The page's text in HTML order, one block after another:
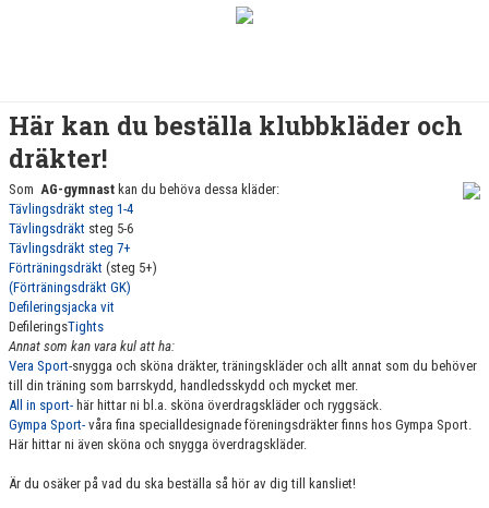
WEBBSHOP
NYHETER
Här kan du beställa klubbkläder och
dräkter!
Som AG-gymnast kan du behöva dessa kläder:
Tävlingsdräkt steg 1-4
Tävlingsdräkt steg 5-6
Tävlingsdräkt steg 7+
Förträningsdräkt (steg 5+)
(Förträningsdräkt GK)
Defileringsjacka vit
DefileringsTights
Annat som kan vara kul att ha:
Vera Sport-snygga och sköna dräkter, träningskläder och allt annat som du behöver
till din träning som barrskydd, handledsskydd och mycket mer.
All in sport- här hittar ni bl.a. sköna överdragskläder och ryggsäck.
Gympa Sport- våra fina specialldesignade föreningsdräkter finns hos Gympa Sport.
Här hittar ni även sköna och snygga överdragskläder.
Är du osäker på vad du ska beställa så hör av dig till kansliet!